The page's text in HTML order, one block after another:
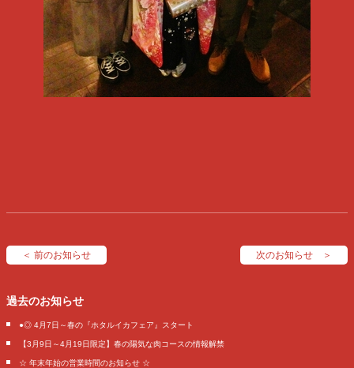
＜ 前のお知らせ 次のお知らせ ＞
過去のお知らせ
●◎ 4月7日～春の『ホタルイカフェア』スタート
【3月9日～4月19日限定】春の陽気な肉コースの情報解禁
☆ 年末年始の営業時間のお知らせ ☆